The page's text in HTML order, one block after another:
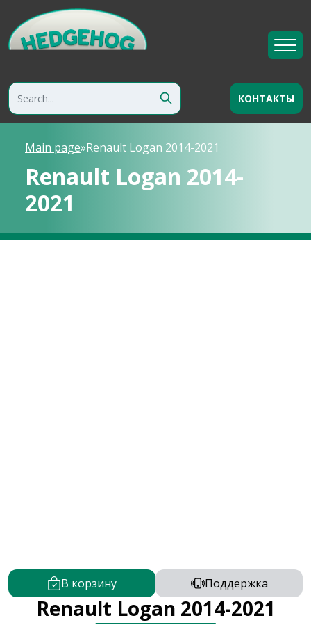
КОНТАКТЫ
Main page»Renault Logan 2014-2021
Renault Logan 2014-
2021
В корзину Поддержка
Renault Logan 2014-2021